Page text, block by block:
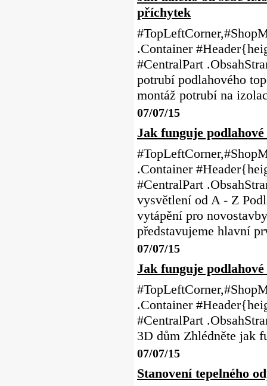
příchytek
.Container
#CentralPart
potrubí podlahového
montáž potrubí na
07/07/15
Jak funguje
.Container
#CentralPart
vysvětlení od A - Z
vytápění pro
představujeme hlavní
07/07/15
Jak funguje
.Container
#CentralPart
3D dům Zhlédněte jak
07/07/15
Stanovení tepelného